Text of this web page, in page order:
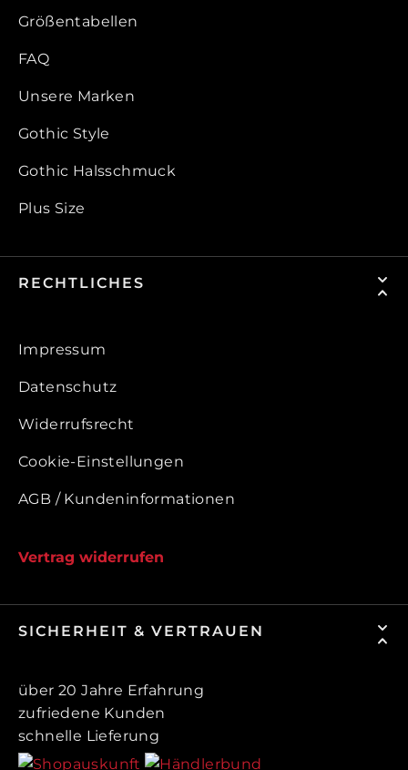
Größentabellen
FAQ
Unsere Marken
Gothic Style
Gothic Halsschmuck
Plus Size
RECHTLICHES
Impressum
Datenschutz
Widerrufsrecht
Cookie-Einstellungen
AGB / Kundeninformationen
Vertrag widerrufen
SICHERHEIT & VERTRAUEN
über 20 Jahre Erfahrung
zufriedene Kunden
schnelle Lieferung